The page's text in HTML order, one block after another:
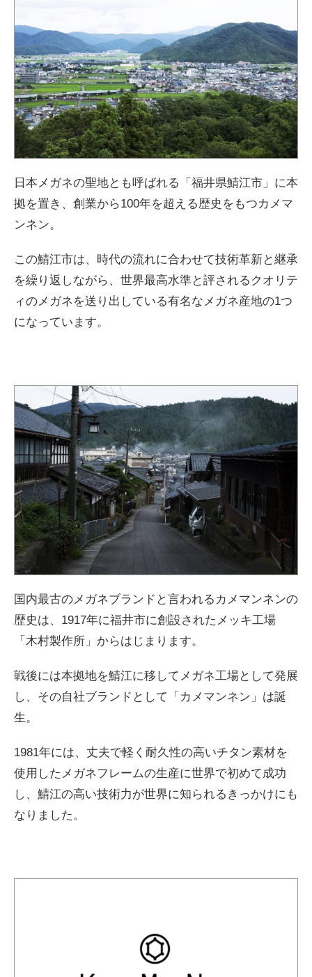
日本メガネの聖地とも呼ばれる「福井県鯖江市」に本
拠を置き、創業から100年を超える歴史をもつカメマ
ンネン。
この鯖江市は、時代の流れに合わせて技術革新と継承
を繰り返しながら、世界最高水準と評されるクオリテ
ィのメガネを送り出している有名なメガネ産地の1つ
になっています。
国内最古のメガネブランドと言われるカメマンネンの
歴史は、1917年に福井市に創設されたメッキ工場
「木村製作所」からはじまります。
戦後には本拠地を鯖江に移してメガネ工場として発展
し、その自社ブランドとして「カメマンネン」は誕
生。
1981年には、丈夫で軽く耐久性の高いチタン素材を
使用したメガネフレームの生産に世界で初めて成功
し、鯖江の高い技術力が世界に知られるきっかけにも
なりました。